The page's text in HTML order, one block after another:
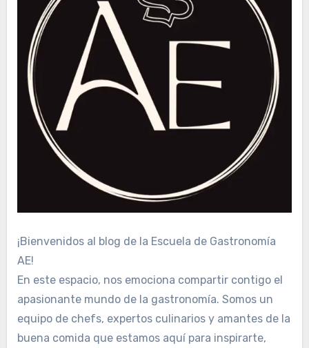
¡Bienvenidos al blog de la Escuela de Gastronomía
AE!
En este espacio, nos emociona compartir contigo el
apasionante mundo de la gastronomía. Somos un
equipo de chefs, expertos culinarios y amantes de la
buena comida que estamos aquí para inspirarte,